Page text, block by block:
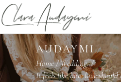
AUDAYMI
Home/Wedding/
It feels like how love